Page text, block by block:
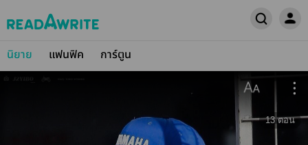
นิยาย แฟนฟิค การ์ตูน
13 ตอน